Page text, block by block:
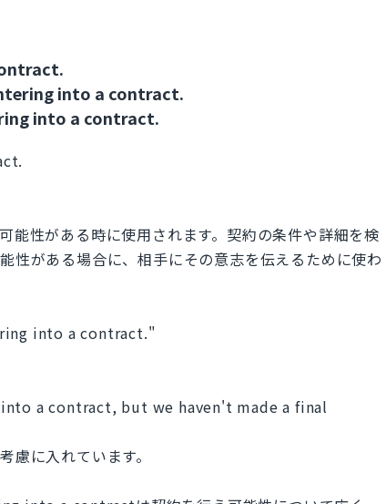
into a contract.
into a contract.
能性がある時に使用されます。契約の条件や詳細を検
性がある場合に、相手にその意志を伝えるために使わ
into a contract."
a contract, but we haven't made a final
慮に入れています。